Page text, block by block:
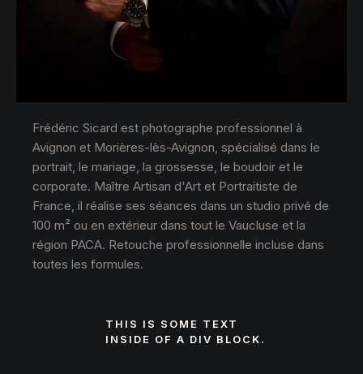
Frédéric Sicard est photographe professionnel à
Avignon et Morières-lès-Avignon, spécialisé dans le
portrait, le mariage, la grossesse, le boudoir et le
corporate. Maître Artisan d'Art et Portraitiste de
France, il réalise ses séances dans un studio privé de
100 m² ou en extérieur dans tout le Vaucluse et la
région PACA. Retouche professionnelle incluse dans
toutes les formules.
THIS IS SOME TEXT
INSIDE OF A DIV BLOCK.